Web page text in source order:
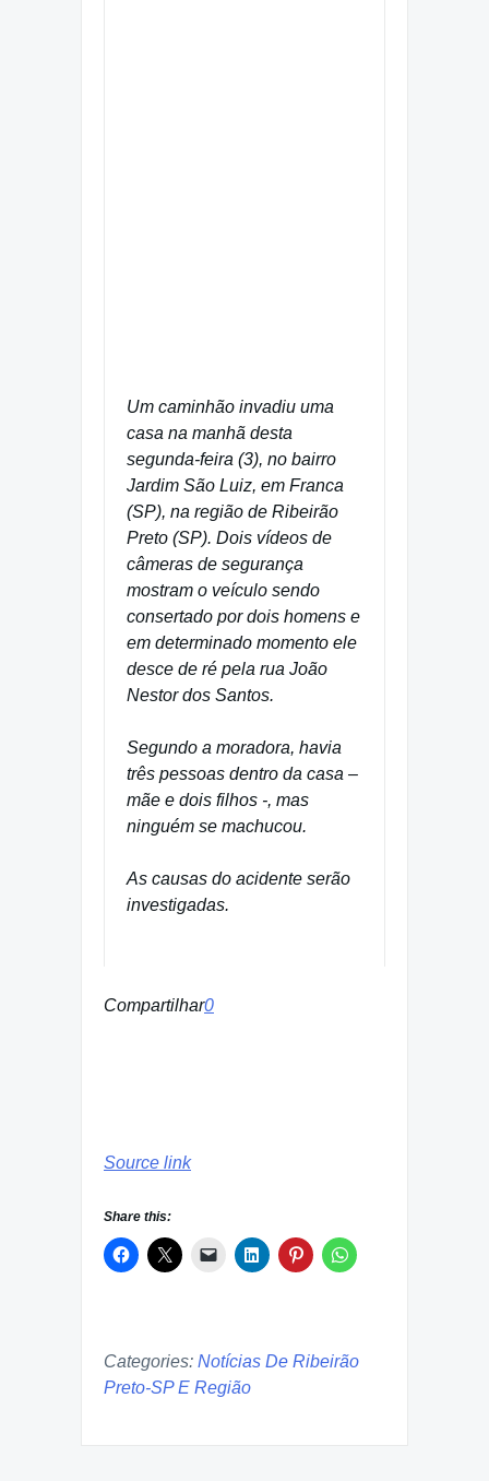
Um caminhão invadiu uma
casa na manhã desta
segunda-feira (3), no bairro
Jardim São Luiz, em Franca
(SP), na região de Ribeirão
Preto (SP). Dois vídeos de
câmeras de segurança
mostram o veículo sendo
consertado por dois homens e
em determinado momento ele
desce de ré pela rua João
Nestor dos Santos.
Segundo a moradora, havia
três pessoas dentro da casa –
mãe e dois filhos -, mas
ninguém se machucou.
As causas do acidente serão
investigadas.
Compartilhar0
Source link
Share this:
Categories: Notícias De Ribeirão
Preto-SP E Região